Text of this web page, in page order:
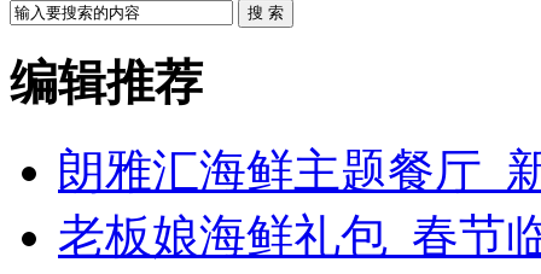
搜 索
编辑推荐
朗雅汇海鲜主题餐厅_
老板娘海鲜礼包_春节